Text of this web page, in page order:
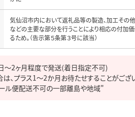
気仙沼市内において返礼品等の製造、加工その
などの主要な部分を行うことにより相応の付加
～2ヶ月程度で発送(着日指定不可)
、プラス1～2か月お待たせすることがござい
ル便配送不可の一部離島や地域"